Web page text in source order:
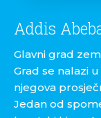
Addis
Glavni grad
Grad se nalazi
njegova
Jedan od